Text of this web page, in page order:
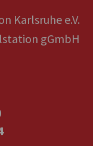
Karlsruhe e.V.
gGmbH